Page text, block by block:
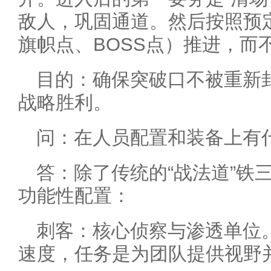
敌人，巩固通道。然后按照预
旗帜点、BOSS点）推进，而
目的：确保突破口不被重
战略胜利。
问：在人员配置和装备上有
答：除了传统的“战法道”铁
功能性配置：
刺客：核心侦察与渗透单位
速度，任务是为团队提供视野